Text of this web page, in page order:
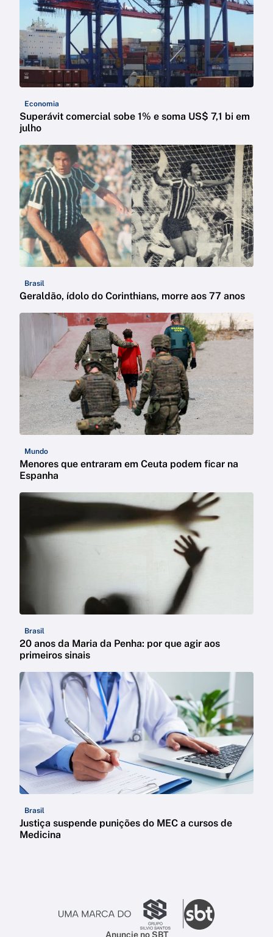
Economia
Superávit comercial sobe 1% e soma US$ 7,1 bi em
julho
Brasil
Geraldão, ídolo do Corinthians, morre aos 77 anos
Mundo
Menores que entraram em Ceuta podem ficar na
Espanha
Brasil
20 anos da Maria da Penha: por que agir aos
primeiros sinais
Brasil
Justiça suspende punições do MEC a cursos de
Medicina
Anuncie no SBT